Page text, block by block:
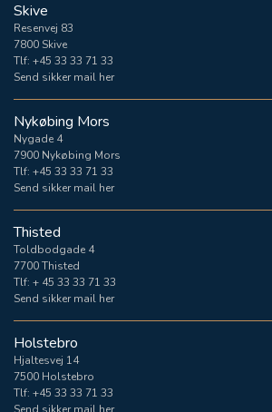
Skive
Resenvej 83
7800 Skive
Tlf: +45 33 33 71 33
Send sikker mail her
Nykøbing Mors
Nygade 4
7900 Nykøbing Mors
Tlf: +45 33 33 71 33
Send sikker mail her
Thisted
Toldbodgade 4
7700 Thisted
Tlf: + 45 33 33 71 33
Send sikker mail her
Holstebro
Hjaltesvej 14
7500 Holstebro
Tlf: +45 33 33 71 33